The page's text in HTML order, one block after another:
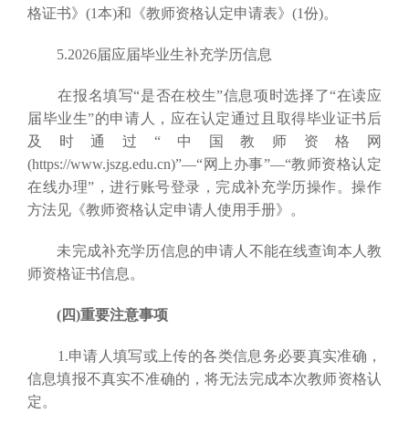
格证书》(1本)和《教师资格认定申请表》(1份)。
5.2026届应届毕业生补充学历信息
在报名填写“是否在校生”信息项时选择了“在读应
届毕业生”的申请人，应在认定通过且取得毕业证书后
及时通过“中国教师资格网
(https://www.jszg.edu.cn)”—“网上办事”—“教师资格认定
在线办理”，进行账号登录，完成补充学历操作。操作
方法见《教师资格认定申请人使用手册》。
未完成补充学历信息的申请人不能在线查询本人教
师资格证书信息。
(四)重要注意事项
1.申请人填写或上传的各类信息务必要真实准确，
信息填报不真实不准确的，将无法完成本次教师资格认
定。